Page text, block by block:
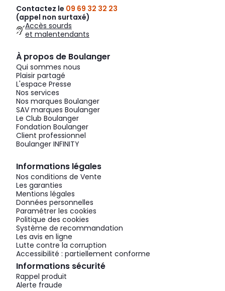
Contactez le 09 69 32 32 23
(appel non surtaxé)
Accès sourds
et malentendants
À propos de Boulanger
Qui sommes nous
Plaisir partagé
L'espace Presse
Nos services
Nos marques Boulanger
SAV marques Boulanger
Le Club Boulanger
Fondation Boulanger
Client professionnel
Boulanger INFINITY
Informations légales
Nos conditions de Vente
Les garanties
Mentions légales
Données personnelles
Paramétrer les cookies
Politique des cookies
Système de recommandation
Les avis en ligne
Lutte contre la corruption
Accessibilité : partiellement conforme
Informations sécurité
Rappel produit
Alerte fraude